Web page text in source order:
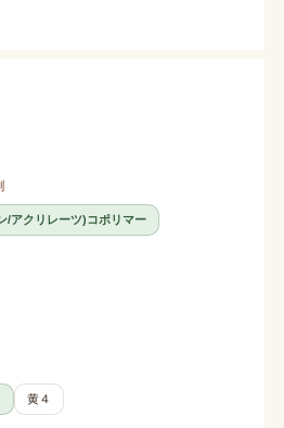
/アクリレーツ)コポリマー
黄４